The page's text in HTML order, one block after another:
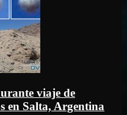
viaje de
en Salta, Argentina